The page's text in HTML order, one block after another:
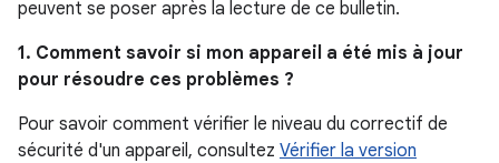
peuvent se poser après la lecture de ce bulletin.
1. Comment savoir si mon appareil a été mis à jour
pour résoudre ces problèmes ?
Pour savoir comment vérifier le niveau du correctif de
sécurité d'un appareil, consultez Vérifier la version